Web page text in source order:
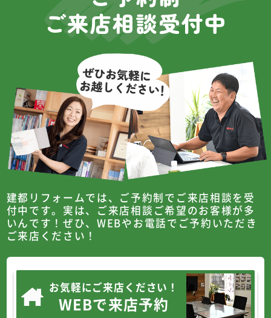
ご来店相談受付中
建都リフォームでは、ご予約制でご来店相談を受
付中です。 実は、ご来店相談ご希望のお客様が多
いんです！ぜひ、WEBやお電話でご予約いただき
ご来店ください！
お気軽にご来店ください！
WEBで来店予約